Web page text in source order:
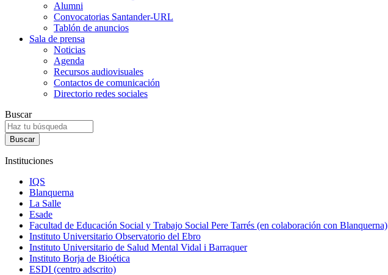
Alumni
Convocatorias Santander-URL
Tablón de anuncios
Sala de prensa
Noticias
Agenda
Recursos audiovisuales
Contactos de comunicación
Directorio redes sociales
Buscar
Instituciones
IQS
Blanquerna
La Salle
Esade
Facultad de Educación Social y Trabajo Social Pere Tarrés (en colaboración con Blanquerna)
Instituto Universitario Observatorio del Ebro
Instituto Universitario de Salud Mental Vidal i Barraquer
Instituto Borja de Bioética
ESDI (centro adscrito)